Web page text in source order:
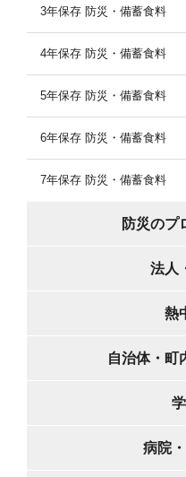
3年保存 防災・備蓄食料
4年保存 防災・備蓄食料
5年保存 防災・備蓄食料
6年保存 防災・備蓄食料
7年保存 防災・備蓄食料
防災のプ
法人
熱
自治体・町
病院